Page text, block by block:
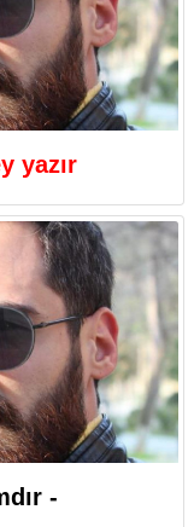
yazır
-